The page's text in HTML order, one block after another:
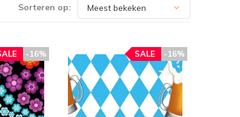
Sorteren op:
-16% -16%
SALE